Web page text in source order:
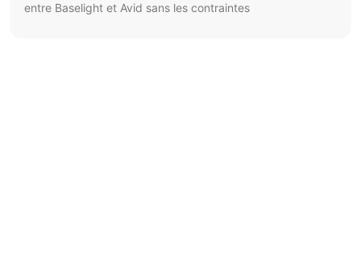
entre Baselight et Avid sans les contraintes